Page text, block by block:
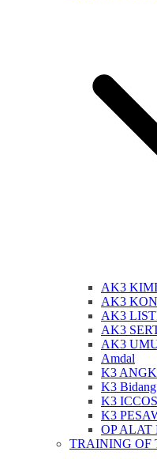
AK3
AK3
AK3
AK3
AK3
Amdal
K3
K3
K3
K3
OP ALAT
TRAINING OF